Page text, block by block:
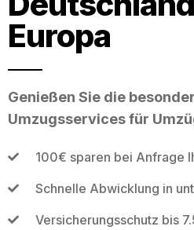
Europa
Genießen Sie die
Umzugsservices für
100€ sparen bei Anfrage
Schnelle Abwicklung in
Versicherungsschutz bis